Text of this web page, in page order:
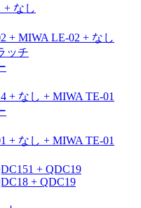
+ なし
+ MIWA LE-02 + なし
ッチ
+ なし + MIWA TE-01
+ なし + MIWA TE-01
+ QDC19
+ QDC19